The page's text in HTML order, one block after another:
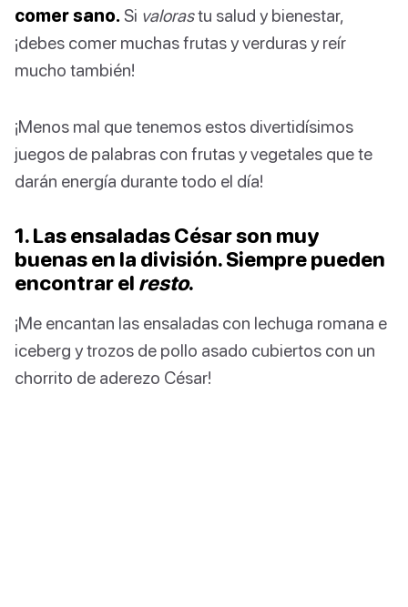
comer sano. Si valorastu salud y bienestar,
¡debes comer muchas frutas y verduras y reír
mucho también!
¡Menos mal que tenemos estos divertidísimos
juegos de palabras con frutas y vegetales que te
darán energía durante todo el día!
1. Las ensaladas César son muy
buenas en la división. Siempre pueden
encontrar el resto.
¡Me encantan las ensaladas con lechuga romana e
iceberg y trozos de pollo asado cubiertos con un
chorrito de aderezo César!